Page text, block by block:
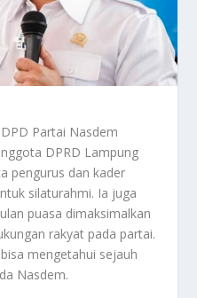
Partai Nasdem
DPRD Lampung
pengurus dan kader
silaturahmi. Ia juga
puasa dimaksimalkan
rakyat pada partai.
mengetahui sejauh
Nasdem.